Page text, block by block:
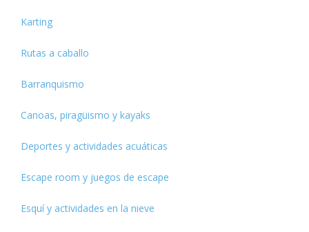
Karting
Rutas a caballo
Barranquismo
Canoas, piragüismo y kayaks
Deportes y actividades acuáticas
Escape room y juegos de escape
Esquí y actividades en la nieve